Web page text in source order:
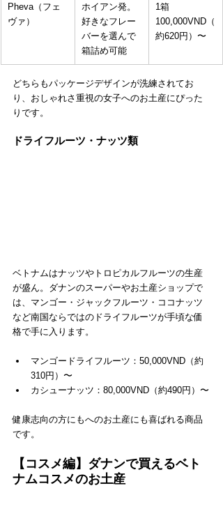
Pheva（フェ
ヴァ）
ホイアン発。
好きなフレー
バーを選んで
箱詰め可能
1箱
100,000VND（
約620円）〜
どちらもパッケージデザインが洗練されてお
り、おしゃれさ重視の女子へのお土産にぴった
りです。
ドライフルーツ・ナッツ類
ベトナムはナッツやトロピカルフルーツの生産
が盛ん。ダナンのスーパーやお土産ショップで
は、マンゴー・ジャックフルーツ・ココナッツ
など南国ならではのドライフルーツが手頃な価
格で手に入ります。
マンゴードライフルーツ：50,000VND（約
310円）〜
カシューナッツ：80,000VND（約490円）〜
健康志向の方にもへのお土産にも喜ばれる商品
です。
【コスメ編】ダナンで買えるベト
ナムコスメのお土産